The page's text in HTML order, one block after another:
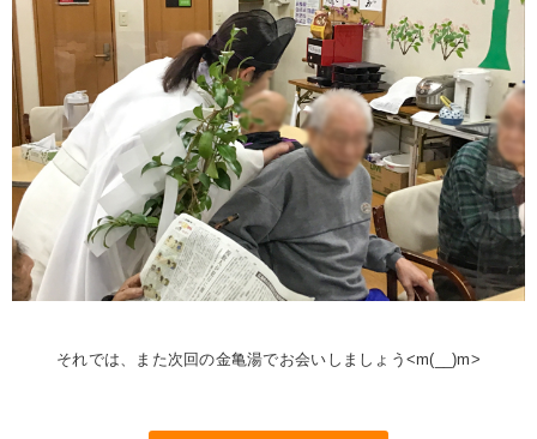
それでは、また次回の金亀湯でお会いしましょう<m(__)m>